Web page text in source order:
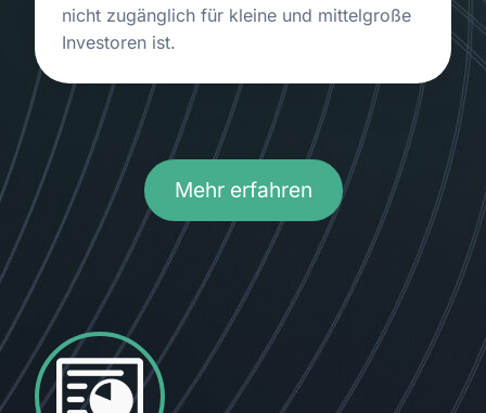
nicht zugänglich für kleine und mittelgroße
Investoren ist.
Mehr erfahren